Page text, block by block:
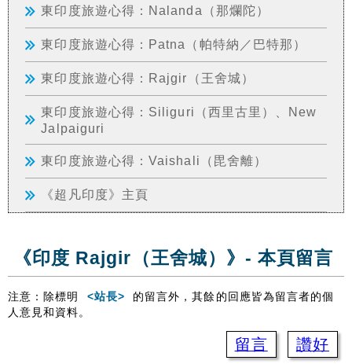
東印度旅遊心得：Nalanda（那爛陀）
東印度旅遊心得：Patna（帕特納／巴特那）
東印度旅遊心得：Rajgir（王舍城）
東印度旅遊心得：Siliguri（西里古里）、New
Jalpaiguri
東印度旅遊心得：Vaishali（毘舍離）
《超凡印度》主頁
《印度 Rajgir（王舍城）》- 本頁留言
注意：除標明 <站長>
的留言外，其餘的回應皆為留言者的個
人意見和資料。
留言 讚好